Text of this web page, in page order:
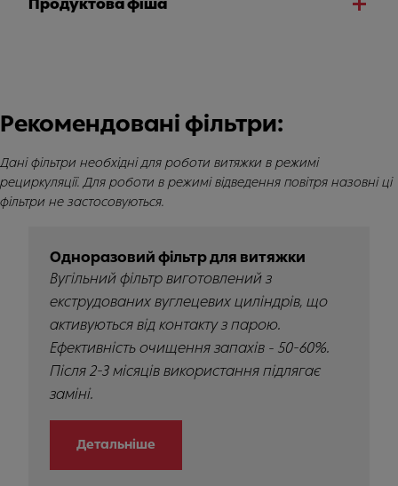
Продуктова фіша
Рекомендовані фільтри:
Дані фільтри необхідні для роботи витяжки в режимі
рециркуляції. Для роботи в режимі відведення повітря назовні ці
фільтри не застосовуються.
Одноразовий фільтр для витяжки
Вугільний фільтр виготовлений з
екструдованих вуглецевих циліндрів, що
активуються від контакту з парою.
Ефективність очищення запахів - 50-60%.
Після 2-3 місяців використання підлягає
заміні.
Детальніше